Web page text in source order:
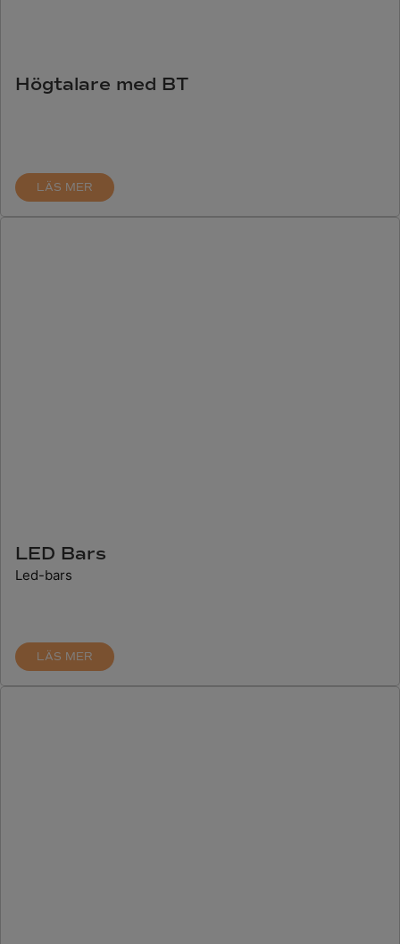
Högtalare med BT
LÄS MER
LED Bars
Led-bars
LÄS MER